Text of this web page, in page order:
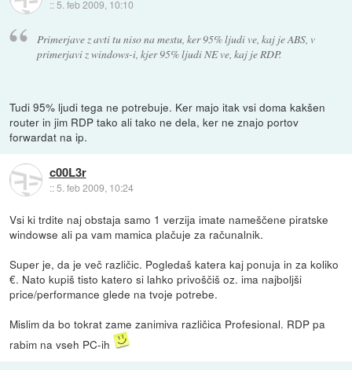
:: 5. feb 2009, 10:10
Primerjave z avti tu niso na mestu, ker 95% ljudi ve, kaj je ABS, v
primerjavi z windows-i, kjer 95% ljudi NE ve, kaj je RDP.
Tudi 95% ljudi tega ne potrebuje. Ker majo itak vsi doma kakšen
router in jim RDP tako ali tako ne dela, ker ne znajo portov
forwardat na ip.
c00L3r
::5. feb 2009, 10:24
Vsi ki trdite naj obstaja samo 1 verzija imate nameščene piratske
windowse ali pa vam mamica plačuje za računalnik.
Super je, da je več različic. Pogledaš katera kaj ponuja in za koliko
€. Nato kupiš tisto katero si lahko privoščiš oz. ima najboljši
price/performance glede na tvoje potrebe.
Mislim da bo tokrat zame zanimiva različica Profesional. RDP pa
rabim na vseh PC-ih